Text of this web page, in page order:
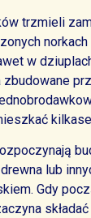
trzmieli
w
zbudowane
lub
Gdy